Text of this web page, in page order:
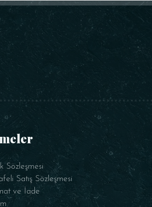
Sözleşmesi
Satış Sözleşmesi
ve İade